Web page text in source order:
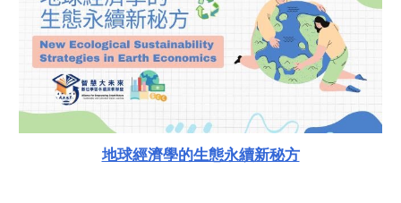
地球經濟學的生態永續新秘方